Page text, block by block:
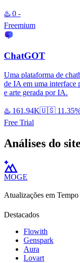
♨️ 0 -
Freemium
ChatGOT
Uma plataforma de
de IA em uma interface
e arte gerada por IA.
♨️ 161.94K🇺🇸
Free Trial
Análises do
MOGE
Atualizações em
Destacados
Flowith
Genspark
Aura
Lovart